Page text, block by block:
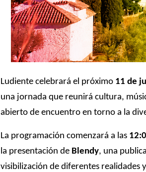
Ludiente celebrará el próximo 11 de
una jornada que reunirá cultura,
abierto de encuentro en torno a la
La programación comenzará a las
la presentación de Blendy, una
visibilización de diferentes realidades